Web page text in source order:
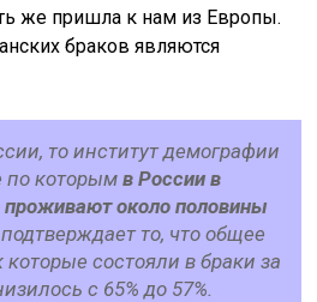
же пришла к нам из Европы.
браков являются
то институт демографии
по которымв России в
около половины
то, что общее
которые состояли в браки за
с 65% до 57%.